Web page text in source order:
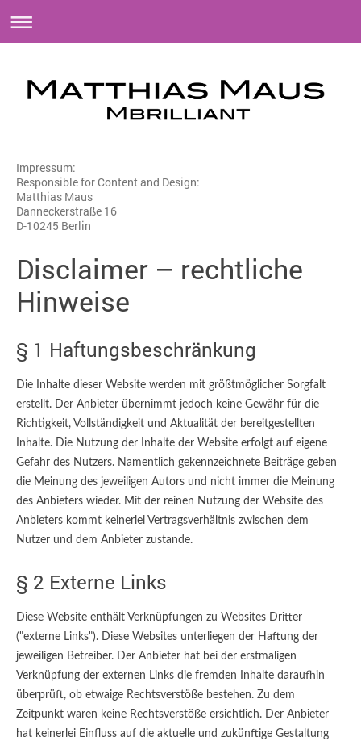
Impressum:
Responsible for Content and Design:
Matthias Maus
Danneckerstraße 16
D-10245 Berlin
Disclaimer – rechtliche
Hinweise
§ 1 Haftungsbeschränkung
Die Inhalte dieser Website werden mit größtmöglicher Sorgfalt
erstellt. Der Anbieter übernimmt jedoch keine Gewähr für die
Richtigkeit, Vollständigkeit und Aktualität der bereitgestellten
Inhalte. Die Nutzung der Inhalte der Website erfolgt auf eigene
Gefahr des Nutzers. Namentlich gekennzeichnete Beiträge geben
die Meinung des jeweiligen Autors und nicht immer die Meinung
des Anbieters wieder. Mit der reinen Nutzung der Website des
Anbieters kommt keinerlei Vertragsverhältnis zwischen dem
Nutzer und dem Anbieter zustande.
§ 2 Externe Links
Diese Website enthält Verknüpfungen zu Websites Dritter
("externe Links"). Diese Websites unterliegen der Haftung der
jeweiligen Betreiber. Der Anbieter hat bei der erstmaligen
Verknüpfung der externen Links die fremden Inhalte daraufhin
überprüft, ob etwaige Rechtsverstöße bestehen. Zu dem
Zeitpunkt waren keine Rechtsverstöße ersichtlich. Der Anbieter
hat keinerlei Einfluss auf die aktuelle und zukünftige Gestaltung